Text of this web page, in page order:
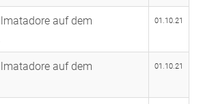
auf dem
01.10.21
auf dem
01.10.21